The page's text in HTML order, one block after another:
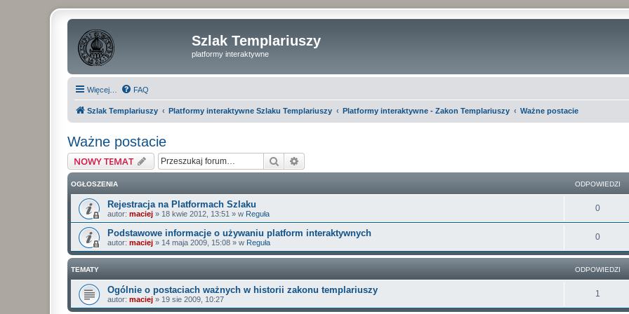
Szlak Templariuszy
platformy interaktywne
Więcej… FAQ
Szlak Templariuszy Platformy interaktywne Szlaku Templariuszy Platformy interaktywne - Zakon Templariuszy Ważne postacie
Ważne postacie
NOWY TEMAT Szukaj
OGŁOSZENIA ODPOWIEDZI
Rejestracja na Platformach Szlaku
autor: maciej » 18 kwie 2012, 13:51 » w Reguła
0O
d
w
i
Podstawowe informacje o używaniu platform interaktywnych
autor: maciej » 14 maja 2009, 15:08 » w Reguła
0O
d
p
w
TEMATY ODPOWIEDZI
Ogólnie o postaciach ważnych w historii zakonu templariuszy
autor: maciej » 19 sie 2009, 10:27
1
d